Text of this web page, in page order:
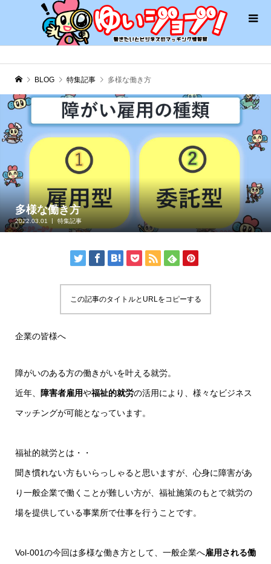
BLOG 特集記事 多様な働き方
多様な働き方
2022.03.01 特集記事
この記事のタイトルとURLをコピーする
企業の皆様へ
障がいのある方の働きがいを叶える就労。
近年、 障害者雇用や福祉的就労の活用により、様々なビジネス
マッチングが可能となっています。
福祉的就労とは・・
聞き慣れない方もいらっしゃると思いますが、心身に障害があ
り一般企業で働くことが難しい方が、福祉施策のもとで就労の
場を提供している事業所で仕事を行うことです。
Vol-001の今回は多様な働き方として、一般企業へ雇用される働